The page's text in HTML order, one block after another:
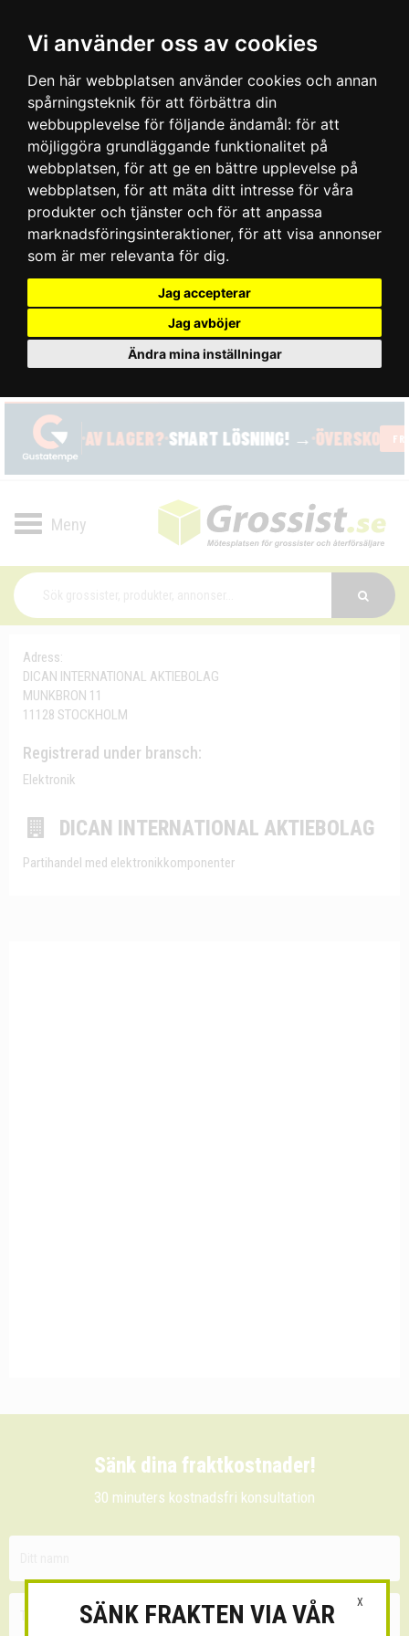
Vi använder oss av cookies
Den här webbplatsen använder cookies och annan
spårningsteknik för att förbättra din
webbupplevelse för följande ändamål: för att
möjliggöra grundläggande funktionalitet på
webbplatsen, för att ge en bättre upplevelse på
webbplatsen, för att mäta ditt intresse för våra
produkter och tjänster och för att anpassa
marknadsföringsinteraktioner, för att visa annonser
som är mer relevanta för dig.
Jag accepterar
Jag avböjer
Ändra mina inställningar
Toggle
Adress:
DICAN INTERNATIONAL AKTIEBOLAG
MUNKBRON 11
11128 STOCKHOLM
Registrerad under bransch:
Elektronik
DICAN INTERNATIONAL AKTIEBOLAG
Partihandel med elektronikkomponenter
Sänk dina fraktkostnader!
30 minuters kostnadsfri konsultation
X
SÄNK FRAKTEN VIA VÅR